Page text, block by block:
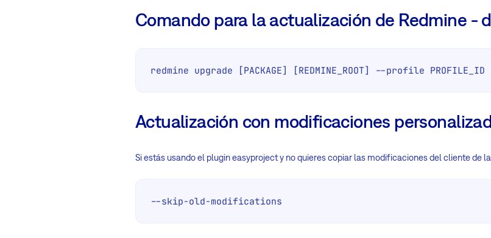
Comando para la actualización de Redmine -
redmine upgrade [PACKAGE] [REDMINE_ROOT] --profile PROFILE_ID
Actualización con modificaciones
Si estás usando el plugin easyproject y no quieres copiar las modificaciones del cliente de
--skip-old-modifications